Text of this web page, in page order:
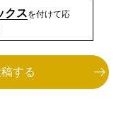
クスを付けて応
する